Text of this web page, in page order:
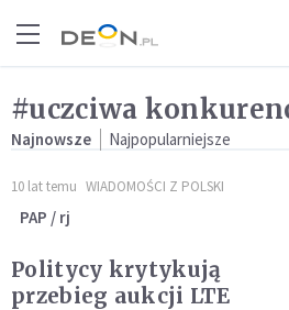
#uczciwa
Najnowsze Najpopularniejsze
10 lat temu WIADOMOŚCI Z POLSKI
PAP / rj
Politycy krytykują
przebieg aukcji LTE